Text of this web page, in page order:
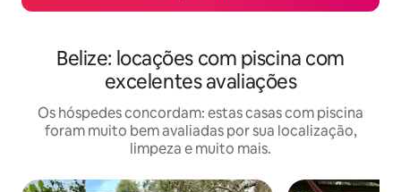
Belize: locações com piscina com
excelentes avaliações
Os hóspedes concordam: estas casas com piscina
foram muito bem avaliadas por sua localização,
limpeza e muito mais.